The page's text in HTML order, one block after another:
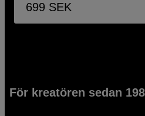
699 SEK
För kreatören sedan